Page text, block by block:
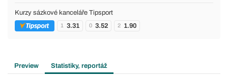
Kurzy sázkové kanceláře Tipsport
1 3.31 0 3.52 2 1.90
Preview Statistiky, reportáž